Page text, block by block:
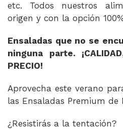
etc. Todos nuestros
origen y con la opción
Ensaladas que no se
ninguna parte.
PRECIO!
Aprovecha este verano
las Ensaladas Premium de
¿Resistirás a la tentación?